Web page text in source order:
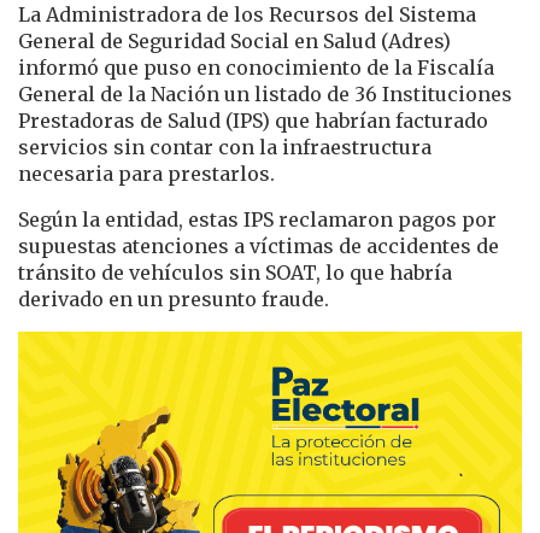
La Administradora de los Recursos del Sistema
General de Seguridad Social en Salud (Adres)
informó que puso en conocimiento de la Fiscalía
General de la Nación un listado de 36 Instituciones
Prestadoras de Salud (IPS) que habrían facturado
servicios sin contar con la infraestructura
necesaria para prestarlos.
Según la entidad, estas IPS reclamaron pagos por
supuestas atenciones a víctimas de accidentes de
tránsito de vehículos sin SOAT, lo que habría
derivado en un presunto fraude.